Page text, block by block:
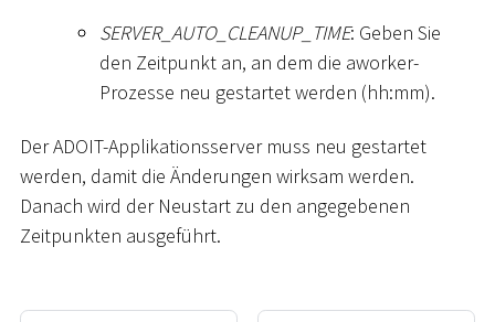
SERVER_AUTO_CLEANUP_TIME: Geben Sie
den Zeitpunkt an, an dem die aworker-
Prozesse neu gestartet werden (hh:mm).
Der ADOIT-Applikationsserver muss neu gestartet
werden, damit die Änderungen wirksam werden.
Danach wird der Neustart zu den angegebenen
Zeitpunkten ausgeführt.